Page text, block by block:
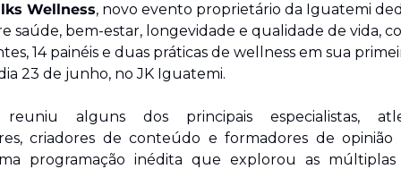
Wellness, novo evento proprietário da Iguatemi
saúde, bem-estar, longevidade e qualidade de vida,
14 painéis e duas práticas de wellness em sua
23 de junho, no JK Iguatemi.
alguns dos principais especialistas,
criadores de conteúdo e formadores de
programação inédita que explorou as múltiplas